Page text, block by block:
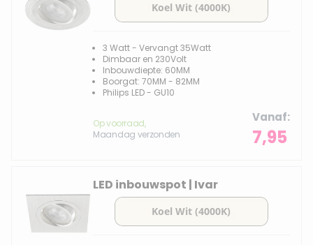
3 Watt - Vervangt 35Watt
Dimbaar en 230Volt
Inbouwdiepte: 60MM
Boorgat: 70MM - 82MM
Philips LED - GU10
Op voorraad,
Maandag verzonden
Vanaf
7,95
LED inbouwspot | Ivar